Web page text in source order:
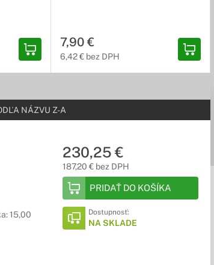
7,90 €
6,42 € bez DPH
NÁZVU Z-A
15,00
230,25 €
187,20 € bez DPH
PRIDAŤ DO KOŠÍKA
Dostupnosť:
NA SKLADE